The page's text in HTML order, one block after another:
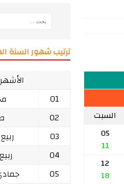
السبت
05
11
12
18
ترتيب شهور السنة
01
02
03
04
05